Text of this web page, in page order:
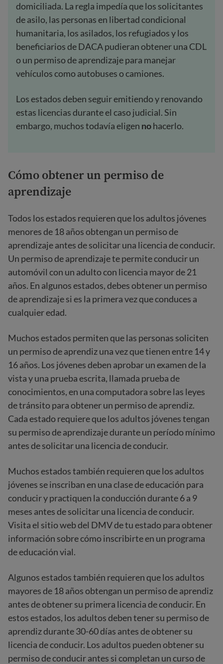
domiciliada. La regla impedía que los solicitantes
de asilo, las personas en libertad condicional
humanitaria, los asilados, los refugiados y los
beneficiarios de DACA pudieran obtener una CDL
o un permiso de aprendizaje para manejar
vehículos como autobuses o camiones.
Los estados deben seguir emitiendo y renovando
estas licencias durante el caso judicial. Sin
embargo, muchos todavía eligen nohacerlo.
Cómo obtener un permiso de
aprendizaje
Todos los estados requieren que los adultos jóvenes
menores de 18 años obtengan un permiso de
aprendizaje antes de solicitar una licencia de conducir.
Un permiso de aprendizaje te permite conducir un
automóvil con un adulto con licencia mayor de 21
años. En algunos estados, debes obtener un permiso
de aprendizaje si es la primera vez que conduces a
cualquier edad.
Muchos estados permiten que las personas soliciten
un permiso de aprendiz una vez que tienen entre 14 y
16 años. Los jóvenes deben aprobar un examen de la
vista y una prueba escrita, llamada prueba de
conocimientos, en una computadora sobre las leyes
de tránsito para obtener un permiso de aprendiz.
Cada estado requiere que los adultos jóvenes tengan
su permiso de aprendizaje durante un período mínimo
antes de solicitar una licencia de conducir.
Muchos estados también requieren que los adultos
jóvenes se inscriban en una clase de educación para
conducir y practiquen la conducción durante 6 a 9
meses antes de solicitar una licencia de conducir.
Visita el sitio web del DMV de tu estado para obtener
información sobre cómo inscribirte en un programa
de educación vial.
Algunos estados también requieren que los adultos
mayores de 18 años obtengan un permiso de aprendiz
antes de obtener su primera licencia de conducir. En
estos estados, los adultos deben tener su permiso de
aprendiz durante 30-60 días antes de obtener su
licencia de conducir. Los adultos pueden obtener su
permiso de conducir antes si completan un curso de